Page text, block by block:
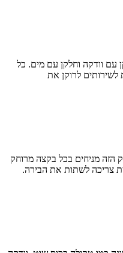
עם וודקה וחלקן עם מים. כל
לרוקן את
הזה מניחים בכל בקצה מרוחק
צריכה לשתות את הבירה.